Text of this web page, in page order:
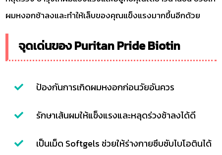
ผมหงอกช้าลงและทำให้เล็บของคุณแข็งแรงมากขึ้นอีกด้วย
จุดเด่นของ Puritan Pride Biotin
ป้องกันการเกิดผมหงอกก่อนวัยอันควร
รักษาเส้นผมให้แข็งแรงและหลุดร่วงช้าลงได้ดี
เป็นเม็ด Softgels ช่วยให้ร่างกายซึบซับไบโอตินได้